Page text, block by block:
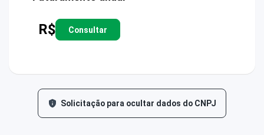
R$ Consultar
Solicitação para ocultar dados do CNPJ